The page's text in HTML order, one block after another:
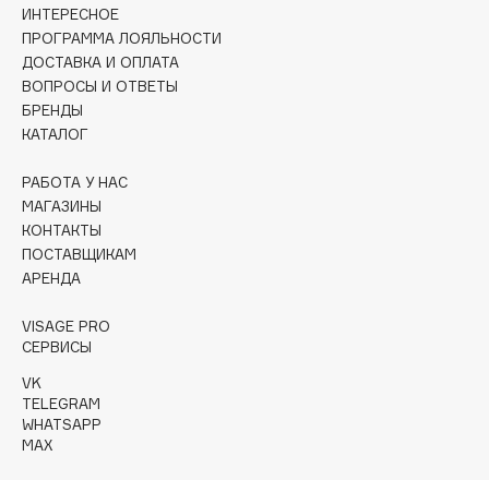
Collagenina
Consly
Corimo
CosRX
Cottolina
Cunzite
Curaprox
d'Alba
DABO
DARLING*
Darphin
ИНТЕРЕСНОЕ
ПРОГРАММА ЛОЯЛЬНОСТИ
ДОСТАВКА И ОПЛАТА
ВОПРОСЫ И ОТВЕТЫ
БРЕНДЫ
КАТАЛОГ
РАБОТА У НАС
МАГАЗИНЫ
КОНТАКТЫ
ПОСТАВЩИКАМ
АРЕНДА
VISAGE PRO
СЕРВИСЫ
VK
TELEGRAM
WHATSAPP
MAX